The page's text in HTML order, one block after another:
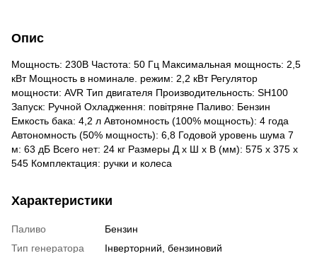
Опис
Мощность: 230В Частота: 50 Гц Максимальная мощность: 2,5
кВт Мощность в номинале. режим: 2,2 кВт Регулятор
мощности: AVR Тип двигателя Производительность: SH100
Запуск: Ручной Охладження: повітряне Паливо: Бензин
Емкость бака: 4,2 л Автономность (100% мощность): 4 года
Автономность (50% мощность): 6,8 Годовой уровень шума 7
м: 63 дБ Всего нет: 24 кг Размеры Д х Ш х В (мм): 575 x 375 x
545 Комплектация: ручки и колеса
Характеристики
Паливо
Бензин
Тип генератора
Інверторний, бензиновий